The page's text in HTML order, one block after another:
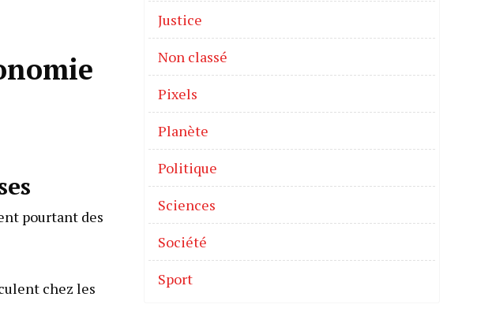
pourtant des
chez les
Justice
Non classé
Pixels
Planète
Politique
Sciences
Société
Sport